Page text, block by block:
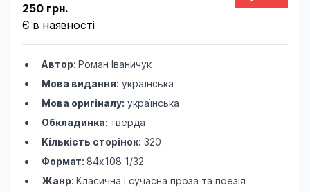
250 грн.
Є в наявності
Автор: Роман Іваничук
Мова видання: українська
Мова оригіналу: українська
Обкладинка: тверда
Кількість сторінок: 320
Формат: 84х108 1/32
Жанр: Класична і сучасна проза та поезія